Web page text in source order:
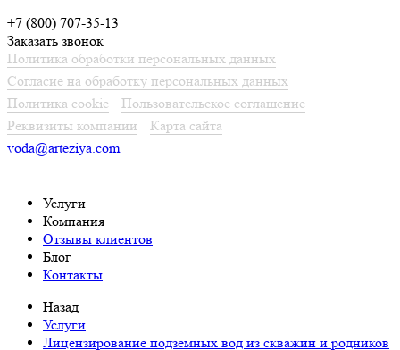
+7 (800) 707-35-13
Заказать звонок
Политика обработки персональных данных
Согласие на обработку персональных данных
Политика cookie
Пользовательское соглашение
Реквизиты компании
Карта сайта
voda@arteziya.com
Услуги
Компания
Отзывы клиентов
Блог
Контакты
Назад
Услуги
Лицензирование подземных вод из скважин и родников